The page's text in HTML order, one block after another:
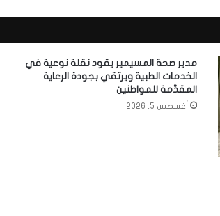
مدير صحة المسيمير يقود نقلة نوعية في
الخدمات الطبية ويرتقي بجودة الرعاية
المقدَّمة للمواطنين
أغسطس 5, 2026